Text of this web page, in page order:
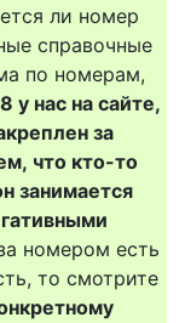
ли номер
справочные
по номерам,
нас на сайте,
за
что кто-то
занимается
номером есть
то смотрите